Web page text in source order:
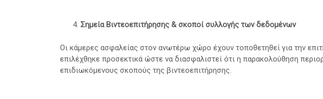
Σημεία Βιντεοεπιτήρησης & σκοποί συλλογής των δεδομένων
Οι κάμερες ασφαλείας στον ανωτέρω χώρο έχουν τοποθετηθεί για την
επιλέχθηκε προσεκτικά ώστε να διασφαλιστεί ότι η παρακολούθηση
επιδιωκόμενους σκοπούς της βιντεοεπιτήρησης.